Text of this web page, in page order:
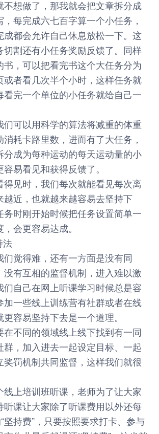
不想做了，那我就会把文章拆分成
每完成六七百字算一个小任务，
成都会允许自己休息放松一下。这
切割还有小任务奖励反馈了。同样
书，可以把看完书这个大任务分为
或者看几次半个小时，这样任务就
看完一个单位的小任务就给自己一
可以用科学的算法将减重的体重
耗卡路里数，进而有了大任务，
分成为每种运动的每天运动量的小
易看见和获得反馈了。
见时，我们每次就能看见每次离
越近，也就越来越容易去坚持下
务时刚开始时候把任务设置简单一
会更容易达成。
觉得难，还有一方面是没有同
没有互相的监督机制，进入难以激
们自己在网上听课学习时候总是容
加一些线上训练营有社群或者在线
容易坚持下去是一个道理。
不同的领域线上线下找到有一同
群，加入进去一起设定目标、一起
奖罚机制共同监督，这样我们就很
上培训班听课，老师为了让大家
听课让大家除了听课费用以外还每
坚持费”，只要按照要求打卡、参与